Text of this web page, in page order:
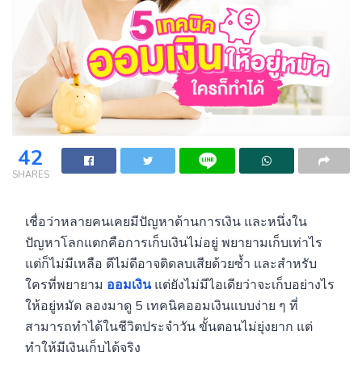
42
SHARES
เชื่อว่าหลายคนเคยมีปัญหาด้านการเงิน และหนึ่งใน
ปัญหาโลกแตกคือการเก็บเงินไม่อยู่ พยายามเก็บเท่าไร
แต่ก็ไม่มีเหลือ ดีไม่ดีอาจติดลบเสียด้วยซ้ำ และสำหรับ
ใครที่พยายาม ออมเงินแต่ยังไม่มีไอเดียว่าจะเก็บอย่างไร
ให้อยู่หมัด ลองมาดู 5 เทคนิคออมเงินแบบง่าย ๆ ที่
สามารถทำได้ในชีวิตประจำวัน ขั้นตอนไม่ยุ่งยาก แต่
ทำให้มีเงินเก็บได้จริง